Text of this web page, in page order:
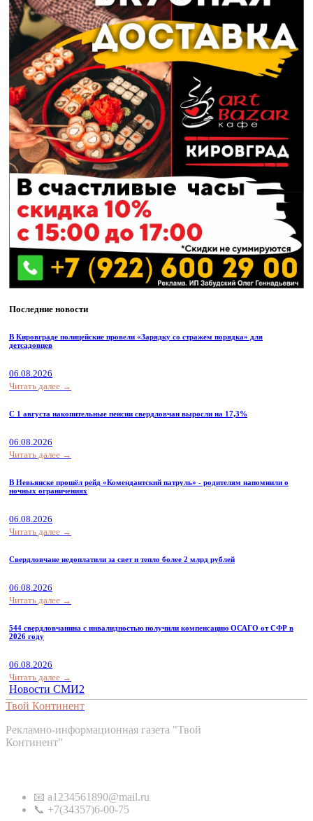
Последние новости
В Кировграде полицейские провели «Зарядку со стражем порядка» для
детсадовцев
06.08.2026
Читать далее →
С 1 августа накопительные пенсии свердловчан выросли на 17,3%
06.08.2026
Читать далее →
В Невьянске прошёл рейд «Комендантский патруль» - родителям напомнили о
ночных ограничениях
06.08.2026
Читать далее →
Свердловчане недоплатили за свет и тепло более 2 млрд рублей
06.08.2026
Читать далее →
544 свердловчанина с инвалидностью получили компенсацию ОСАГО от СФР в
2026 году
06.08.2026
Читать далее →
Новости СМИ2
Твой Континент
Рекламно-информационная газета "Твой
Континент"
📧 a1234561890@mail.ru
📞 +7(34357)6-00-75